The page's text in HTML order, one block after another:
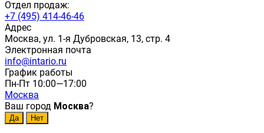
Отдел продаж:
+7 (495) 414-46-46
Адрес
Москва, ул. 1-я Дубровская, 13, стр. 4
Электронная почта
info@intario.ru
График работы
Пн-Пт 10:00—17:00
Москва
Ваш город Москва?